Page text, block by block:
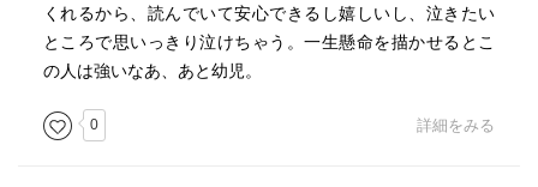
くれるから、読んでいて安心できるし嬉しいし、泣きたい
ところで思いっきり泣けちゃう。一生懸命を描かせるとこ
の人は強いなあ、あと幼児。
0 詳細をみる